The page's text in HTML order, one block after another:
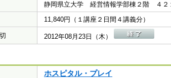
静岡県立大学 経営情報学部棟２階 ４２
11,840円（１講座２日間４講義分）
2012年08月23日（木）
ホスピタル・プレイ